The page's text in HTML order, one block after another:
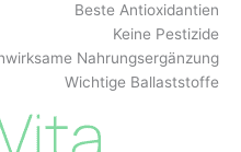
Beste Antioxidantien
Keine Pestizide
Nahrungsergänzung
Wichtige Ballaststoffe